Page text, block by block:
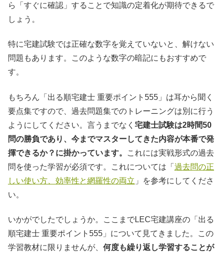
ら「すぐに確認」することで知識の定着化が期待できるで
しょう。
特に宅建試験では正確な数字を覚えていないと、解けない
問題もあります。このような数字の暗記にもおすすめで
す。
もちろん「出る順宅建士 重要ポイント555」は耳から聞く
要点集ですので、過去問題集でのトレーニングは別に行う
ようにしてください。言うまでなく 宅建士試験は2時間50
問の勝負であり、今までマスターしてきた内容が本番で発
揮できるか？に掛かっています。
これには実戦形式の過去
問を使った学習が必須です。これについては「 過去問の正
しい使い方、効率性と網羅性の両立 」を参考にしてくださ
い。
いかがでしたでしょうか。ここまでLEC宅建講座の「出る
順宅建士 重要ポイント555」について見てきました。この
学習教材に限りませんが、 何度も繰り返し学習することが